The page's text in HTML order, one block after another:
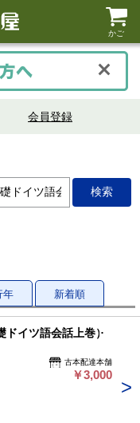
かご
会員登録
年 新着順
イツ語会話上巻）
古本配達本舗
￥3,000